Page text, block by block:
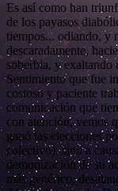
Es así como han
de los payasos
tiempos... odiando, y
descaradamente,
soberbia, y exaltando
Sentimiento que fue
costoso y paciente
comunicación que
con atención, vemos
ganó las elecciones
colectivo), sino a
demonización de su
más genérico,